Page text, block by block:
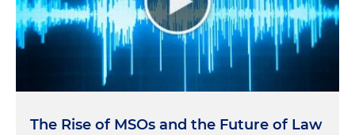
The Rise of MSOs and the Future of Law